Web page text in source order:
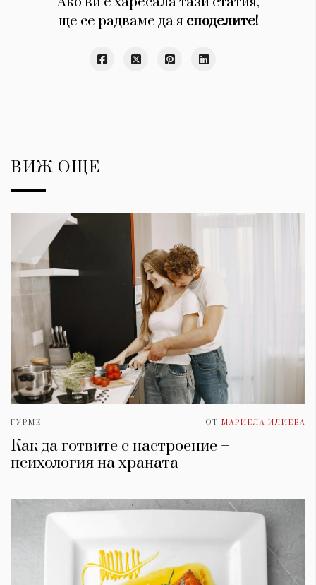
ще се радваме да я споделите!
ВИЖ ОЩЕ
ГУРМЕ ОТ МАРИЕЛА ИЛИЕВА
Как да готвите с настроение –
психология на храната